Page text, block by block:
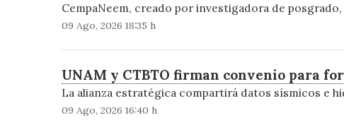
CempaNeem, creado por investigadora de
09 Ago, 2026 18:35 h
UNAM y CTBTO firman convenio para
La alianza estratégica compartirá datos sísmicos e
09 Ago, 2026 16:40 h